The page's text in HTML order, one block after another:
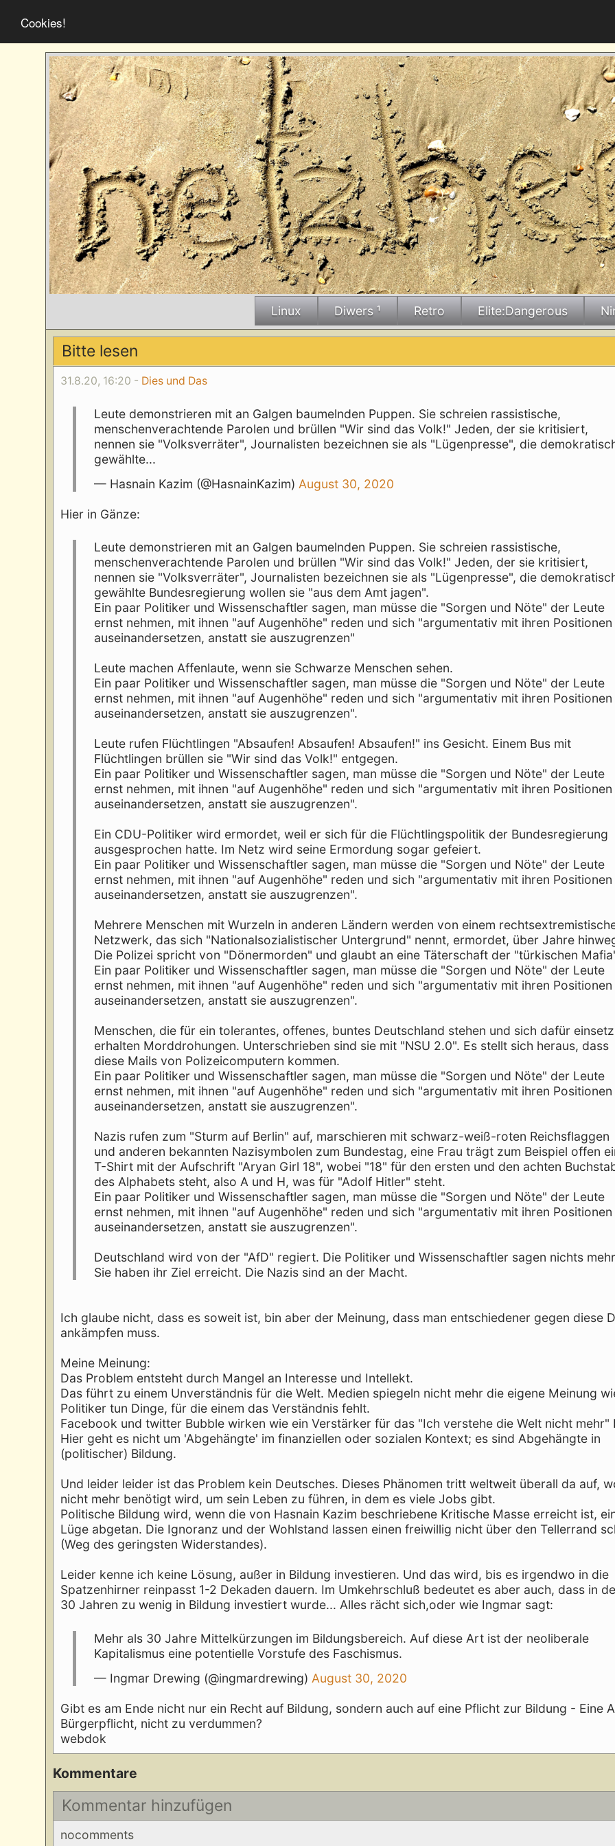
Cookies!
Linux Diwers ¹ Retro Elite:Dangerous
Bitte lesen
31.8.20, 16:20 - Dies und Das
Leute demonstrieren mit an Galgen baumelnden Puppen. Sie schreien rassistische,
menschenverachtende Parolen und brüllen "Wir sind das Volk!" Jeden, der sie kritisiert,
nennen sie "Volksverräter", Journalisten bezeichnen sie als "Lügenpresse", die
gewählte...
— Hasnain Kazim (@HasnainKazim) August 30, 2020
Hier in Gänze:
Leute demonstrieren mit an Galgen baumelnden Puppen. Sie schreien rassistische,
menschenverachtende Parolen und brüllen "Wir sind das Volk!" Jeden, der sie kritisiert,
nennen sie "Volksverräter", Journalisten bezeichnen sie als "Lügenpresse", die
gewählte Bundesregierung wollen sie "aus dem Amt jagen".
Ein paar Politiker und Wissenschaftler sagen, man müsse die "Sorgen und Nöte" der Leute
ernst nehmen, mit ihnen "auf Augenhöhe" reden und sich "argumentativ mit ihren Positionen
auseinandersetzen, anstatt sie auszugrenzen"
Leute machen Affenlaute, wenn sie Schwarze Menschen sehen.
Ein paar Politiker und Wissenschaftler sagen, man müsse die "Sorgen und Nöte" der Leute
ernst nehmen, mit ihnen "auf Augenhöhe" reden und sich "argumentativ mit ihren Positionen
auseinandersetzen, anstatt sie auszugrenzen".
Leute rufen Flüchtlingen "Absaufen! Absaufen! Absaufen!" ins Gesicht. Einem Bus mit
Flüchtlingen brüllen sie "Wir sind das Volk!" entgegen.
Ein paar Politiker und Wissenschaftler sagen, man müsse die "Sorgen und Nöte" der Leute
ernst nehmen, mit ihnen "auf Augenhöhe" reden und sich "argumentativ mit ihren Positionen
auseinandersetzen, anstatt sie auszugrenzen".
Ein CDU-Politiker wird ermordet, weil er sich für die Flüchtlingspolitik der Bundesregierung
ausgesprochen hatte. Im Netz wird seine Ermordung sogar gefeiert.
Ein paar Politiker und Wissenschaftler sagen, man müsse die "Sorgen und Nöte" der Leute
ernst nehmen, mit ihnen "auf Augenhöhe" reden und sich "argumentativ mit ihren Positionen
auseinandersetzen, anstatt sie auszugrenzen".
Mehrere Menschen mit Wurzeln in anderen Ländern werden von einem
Netzwerk, das sich "Nationalsozialistischer Untergrund" nennt, ermordet, über Jahre
Die Polizei spricht von "Dönermorden" und glaubt an eine Täterschaft der "türkischen
Ein paar Politiker und Wissenschaftler sagen, man müsse die "Sorgen und Nöte" der Leute
ernst nehmen, mit ihnen "auf Augenhöhe" reden und sich "argumentativ mit ihren Positionen
auseinandersetzen, anstatt sie auszugrenzen".
Menschen, die für ein tolerantes, offenes, buntes Deutschland stehen und sich dafür
erhalten Morddrohungen. Unterschrieben sind sie mit "NSU 2.0". Es stellt sich heraus, dass
diese Mails von Polizeicomputern kommen.
Ein paar Politiker und Wissenschaftler sagen, man müsse die "Sorgen und Nöte" der Leute
ernst nehmen, mit ihnen "auf Augenhöhe" reden und sich "argumentativ mit ihren Positionen
auseinandersetzen, anstatt sie auszugrenzen".
Nazis rufen zum "Sturm auf Berlin" auf, marschieren mit schwarz-weiß-roten Reichsflaggen
und anderen bekannten Nazisymbolen zum Bundestag, eine Frau trägt zum Beispiel offen
T-Shirt mit der Aufschrift "Aryan Girl 18", wobei "18" für den ersten und den achten
des Alphabets steht, also A und H, was für "Adolf Hitler" steht.
Ein paar Politiker und Wissenschaftler sagen, man müsse die "Sorgen und Nöte" der Leute
ernst nehmen, mit ihnen "auf Augenhöhe" reden und sich "argumentativ mit ihren Positionen
auseinandersetzen, anstatt sie auszugrenzen".
Deutschland wird von der "AfD" regiert. Die Politiker und Wissenschaftler sagen nichts
Sie haben ihr Ziel erreicht. Die Nazis sind an der Macht.
Ich glaube nicht, dass es soweit ist, bin aber der Meinung, dass man entschiedener gegen diese
ankämpfen muss.
Meine Meinung:
Das Problem entsteht durch Mangel an Interesse und Intellekt.
Das führt zu einem Unverständnis für die Welt. Medien spiegeln nicht mehr die eigene Meinung
Politiker tun Dinge, für die einem das Verständnis fehlt.
Facebook und twitter Bubble wirken wie ein Verstärker für das "Ich verstehe die Welt nicht mehr"
Hier geht es nicht um 'Abgehängte' im finanziellen oder sozialen Kontext; es sind Abgehängte in
(politischer) Bildung.
Und leider leider ist das Problem kein Deutsches. Dieses Phänomen tritt weltweit überall da auf,
nicht mehr benötigt wird, um sein Leben zu führen, in dem es viele Jobs gibt.
Politische Bildung wird, wenn die von Hasnain Kazim beschriebene Kritische Masse erreicht ist,
Lüge abgetan. Die Ignoranz und der Wohlstand lassen einen freiwillig nicht über den Tellerrand
(Weg des geringsten Widerstandes).
Leider kenne ich keine Lösung, außer in Bildung investieren. Und das wird, bis es irgendwo in die
Spatzenhirner reinpasst 1-2 Dekaden dauern. Im Umkehrschluß bedeutet es aber auch, dass in
30 Jahren zu wenig in Bildung investiert wurde... Alles rächt sich,oder wie Ingmar sagt:
Mehr als 30 Jahre Mittelkürzungen im Bildungsbereich. Auf diese Art ist der neoliberale
Kapitalismus eine potentielle Vorstufe des Faschismus.
— Ingmar Drewing (@ingmardrewing) August 30, 2020
Gibt es am Ende nicht nur ein Recht auf Bildung, sondern auch auf eine Pflicht zur Bildung - Eine
Bürgerpflicht, nicht zu verdummen?
webdok
Kommentare
Kommentar hinzufügen
nocomments